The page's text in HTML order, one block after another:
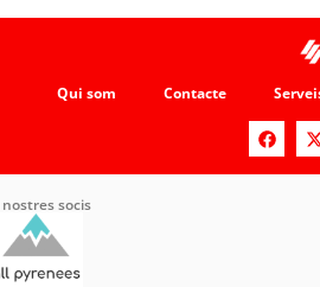
Qui som Contacte
nostres socis